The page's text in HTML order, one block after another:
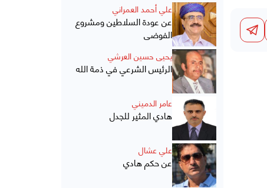
علي أحمد العمراني
عن عودة السلاطين ومشروع
الفوضى
يحيى حسين العرشي
الرئيس الشرعي في ذمة الله
عامر الدميني
هادي المثير للجدل
علي عشال
عن حكم هادي